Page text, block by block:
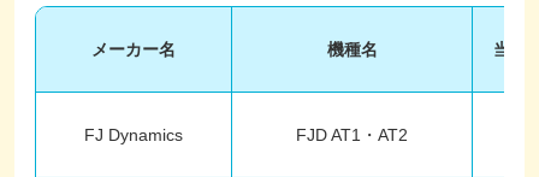
メーカー名 機種名 当社
FJ Dynamics FJD AT1・AT2